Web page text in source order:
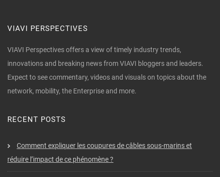
VIAVI PERSPECTIVES
VIAVI Perspectives offers a view of timely industry trends,
innovations and breaking news from VIAVI bloggers and leaders.
Expect to see commentary, videos and visuals on topics about the
network, mobility, the Enterprise and more.
RECENT POSTS
Comment expliquer les coupures de câbles sous-marins et
réduire l’impact de ce phénomène ?